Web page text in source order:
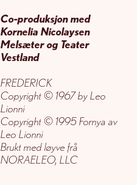
Co-produksjon med
Kornelia Nicolaysen
Melsæter og Teater
Vestland
FREDERICK
Copyright © 1967 by Leo
Lionni
Copyright © 1995 Fornya av
Leo Lionni
Brukt med løyve frå
NORAELEO, LLC